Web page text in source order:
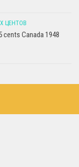
ЦЕНТОВ
Canada 1948